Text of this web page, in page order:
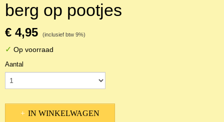
berg op pootjes
€ 4,95 (inclusief btw 9%)
✓ Op voorraad
Aantal
IN WINKELWAGEN